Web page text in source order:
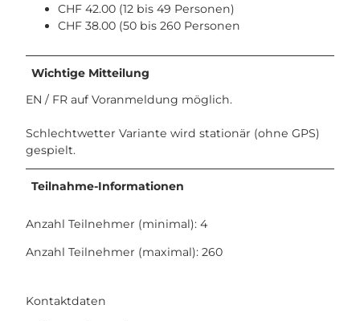
CHF 42.00 (12 bis 49 Personen)
CHF 38.00 (50 bis 260 Personen
Wichtige Mitteilung
EN / FR auf Voranmeldung möglich.
Schlechtwetter Variante wird stationär (ohne GPS)
gespielt.
Teilnahme-Informationen
Anzahl Teilnehmer (minimal): 4
Anzahl Teilnehmer (maximal): 260
Kontaktdaten